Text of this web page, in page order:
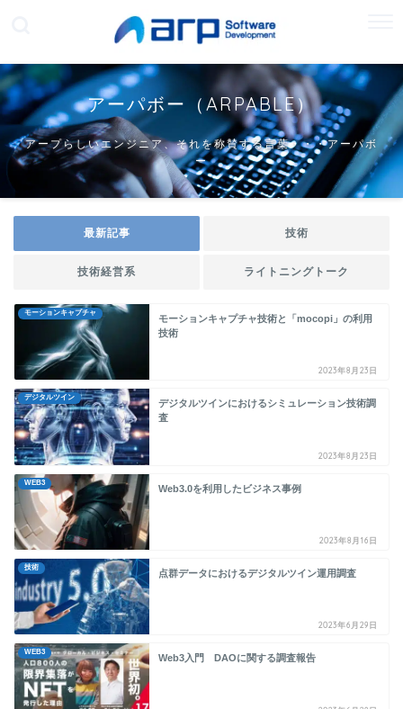
アーパボー（ARPABLE）
アープらしいエンジニア、それを称賛する言葉・・・アーパボ
ー
最新記事 技術
技術経営系 ライトニングトーク
モーションキャプチャ
モーションキャプチャ技術と「mocopi」の利用
技術
2023年8月23日
デジタルツイン
デジタルツインにおけるシミュレーション技術調
査
2023年8月23日
WEB3
Web3.0を利用したビジネス事例
2023年8月16日
技術
点群データにおけるデジタルツイン運用調査
2023年6月29日
WEB3
Web3入門 DAOに関する調査報告